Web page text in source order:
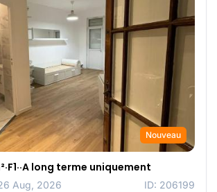
Nouveau
long terme uniquement
Aug, 2026 ID: 206199